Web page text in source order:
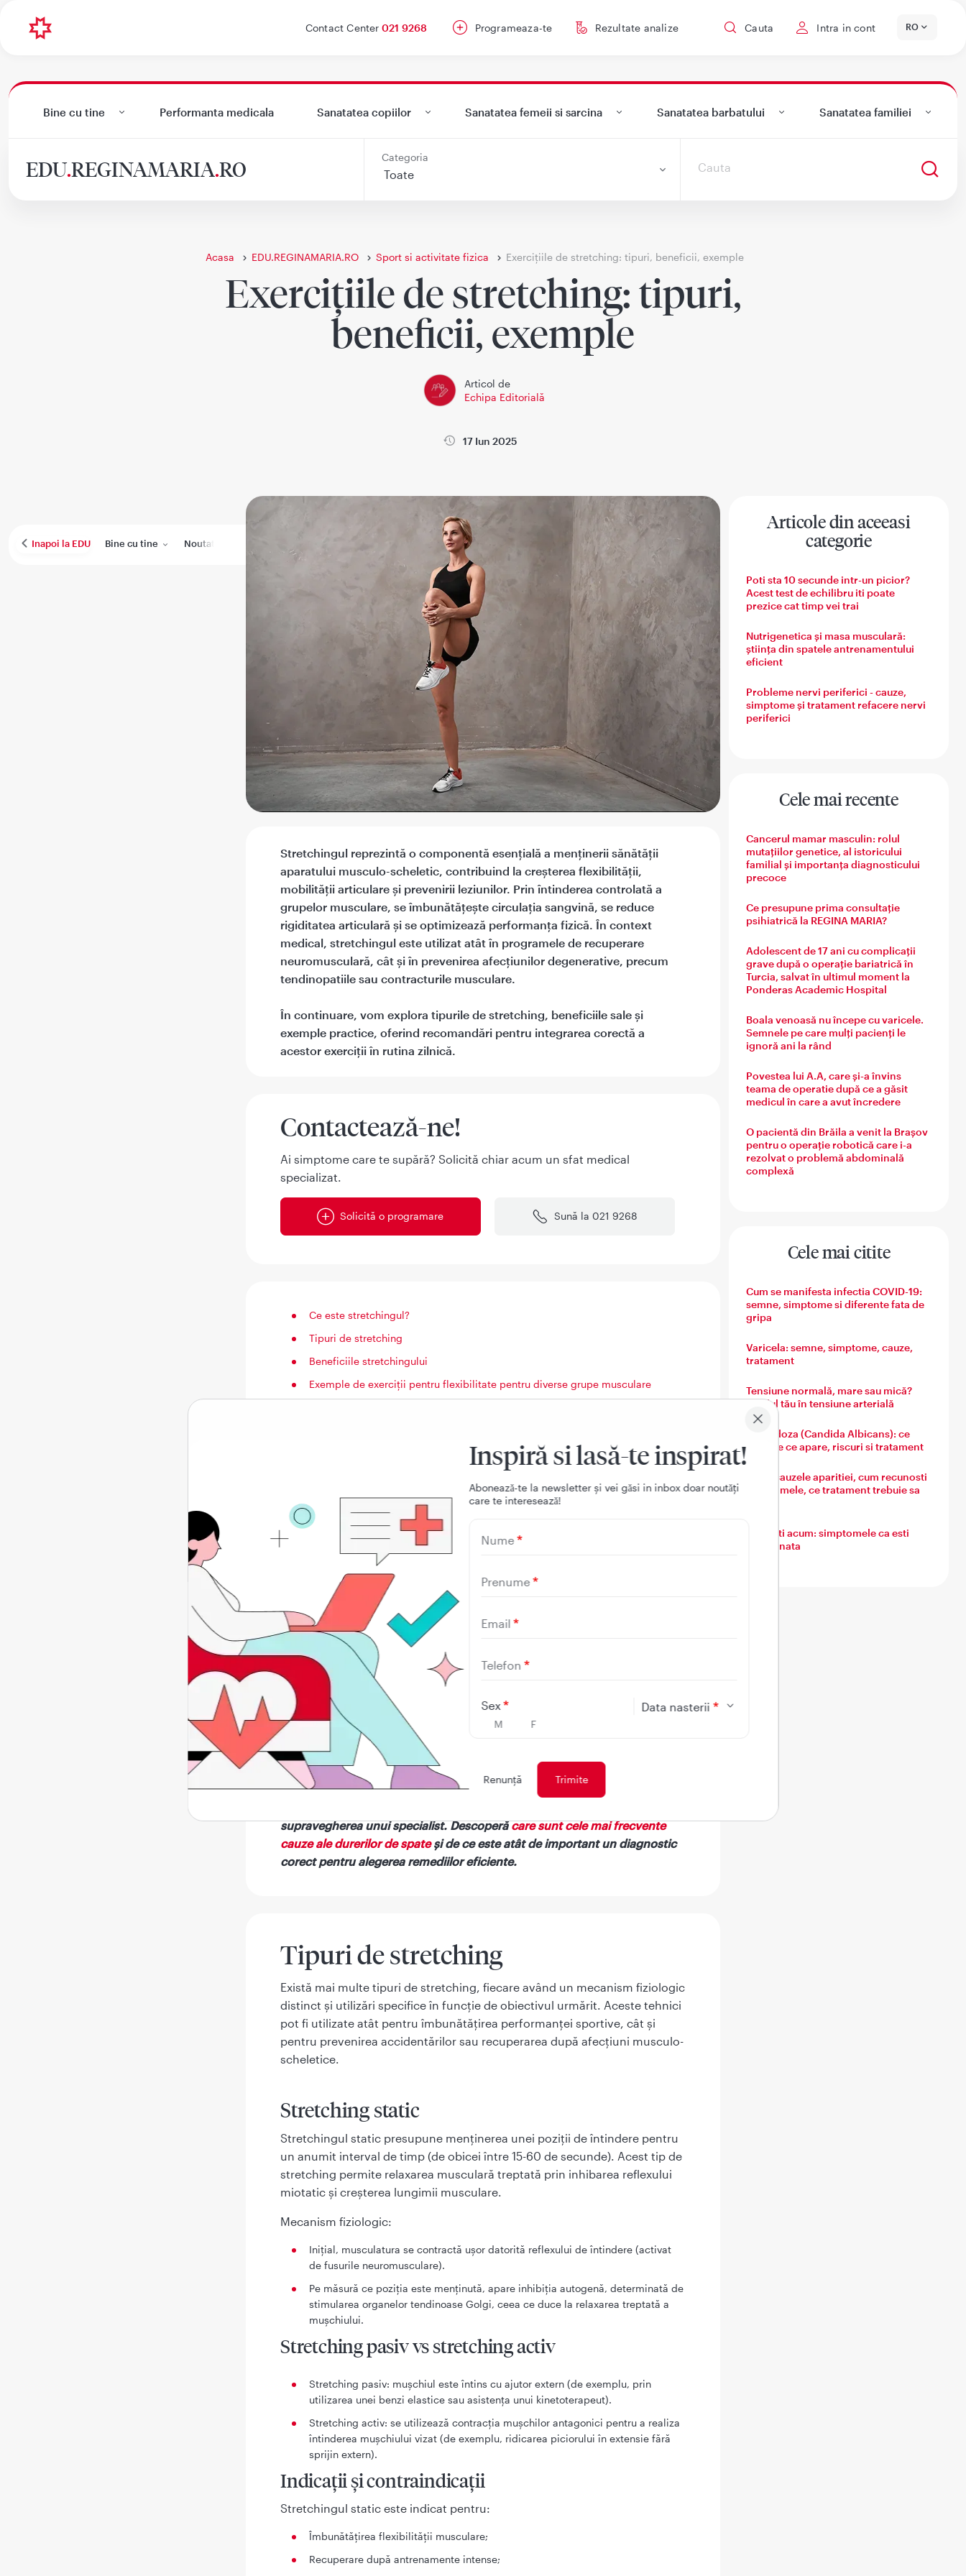
Contact Center 021 9268 Programeaza-te Rezultate analize Cauta Intra in cont RO
Bine cu tine Performanta medicala Sanatatea copiilor Sanatatea femeii si sarcina Sanatatea barbatului Sanatatea familiei
EDU.REGINAMARIA.RO Categoria
Acasa EDU.REGINAMARIA.RO Sport si activitate fizica Exercițiile de stretching: tipuri, beneficii, exemple
Exercițiile de stretching: tipuri,
beneficii, exemple
Articol de
Echipa Editorială
17 Iun 2025
Inapoi la EDU Bine cu tine Noutati Sanatatea copiilor Sanatatea femeii si sarcina Sanatatea barbatului Sanatatea familiei
Stretchingul reprezintă o componentă esențială a menținerii sănătății
aparatului musculo-scheletic, contribuind la creșterea flexibilității,
mobilității articulare și prevenirii leziunilor. Prin întinderea controlată a
grupelor musculare, se îmbunătățește circulația sangvină, se reduce
rigiditatea articulară și se optimizează performanța fizică. În context
medical, stretchingul este utilizat atât în programele de recuperare
neuromusculară, cât și în prevenirea afecțiunilor degenerative, precum
tendinopatiile sau contracturile musculare.
În continuare, vom explora tipurile de stretching, beneficiile sale și
exemple practice, oferind recomandări pentru integrarea corectă a
acestor exerciții în rutina zilnică.
Contactează-ne!
Ai simptome care te supără? Solicită chiar acum un sfat medical
specializat.
Solicită o programare Sună la 021 9268
Ce este stretchingul?
Tipuri de stretching
Beneficiile stretchingului
Exemple de exerciții pentru flexibilitate pentru diverse grupe musculare
Ce este stretchingul?
Stretchingul este o tehnică de întindere controlată a grupelor musculare
și a structurilor moi asociate (tendoane, ligamente, fascia), având ca scop
îmbunătățirea flexibilității, mobilității articulare și prevenirea
dezechilibrelor musculo-scheletice.
Din punct de vedere fiziologic, stretchingul influențează propriocepția
(percepția poziției corpului), tonusul muscular și circulația periferică,
contribuind la reducerea riscului de accidentare și ameliorarea durerilor
cauzate de tensiunea musculară excesivă.
Această tehnică este utilizată atât în scop preventiv, pentru menținerea
unei posturi corecte și prevenirea contracturilor, cât și terapeutic, în
reabilitarea afecțiunilor ortopedice și neurologice, precum sindromul
dureros miofascial sau spasticitatea musculară.
Stretchingul este deosebit de eficient în cazul afecțiunilor coloanei
supravegherea unui specialist. Descoperăcare sunt cele mai frecvente
cauze ale durerilor de spateși de ce este atât de important un diagnostic
corect pentru alegerea remediilor eficiente.
Tipuri de stretching
Există mai multe tipuri de stretching, fiecare având un mecanism fiziologic
distinct și utilizări specifice în funcție de obiectivul urmărit. Aceste tehnici
pot fi utilizate atât pentru îmbunătățirea performanței sportive, cât și
pentru prevenirea accidentărilor sau recuperarea după afecțiuni musculo-
scheletice.
Stretching static
Stretchingul static presupune menținerea unei poziții de întindere pentru
un anumit interval de timp (de obicei între 15-60 de secunde). Acest tip de
stretching permite relaxarea musculară treptată prin inhibarea reflexului
miotatic și creșterea lungimii musculare.
Mecanism fiziologic:
Inițial, musculatura se contractă ușor datorită reflexului de întindere (activat
de fusurile neuromusculare).
Pe măsură ce poziția este menținută, apare inhibiția autogenă, determinată de
stimularea organelor tendinoase Golgi, ceea ce duce la relaxarea treptată a
mușchiului.
Stretching pasiv vs stretching activ
Stretching pasiv: mușchiul este întins cu ajutor extern (de exemplu, prin
utilizarea unei benzi elastice sau asistența unui kinetoterapeut).
Stretching activ: se utilizează contracția mușchilor antagonici pentru a realiza
întinderea mușchiului vizat (de exemplu, ridicarea piciorului în extensie fără
sprijin extern).
Indicații și contraindicații
Stretchingul static este indicat pentru:
Îmbunătățirea flexibilității musculare;
Recuperare după antrenamente intense;
Inspiră si lasă-te inspirat!
Aboneazǎ-te la newsletter și vei gǎsi in inbox doar noutǎți
care te intereseazǎ!
Nume
Prenume
Email
Telefon
Sex
M F
Data nasterii
Renunţă
Articole din aceeasi
categorie
Poti sta 10 secunde intr-un picior?
Acest test de echilibru iti poate
prezice cat timp vei trai
Nutrigenetica și masa musculară:
știința din spatele antrenamentului
eficient
Probleme nervi periferici - cauze,
simptome și tratament refacere nervi
periferici
Cele mai recente
Cancerul mamar masculin: rolul
mutațiilor genetice, al istoricului
familial și importanța diagnosticului
precoce
Ce presupune prima consultație
psihiatrică la REGINA MARIA?
Adolescent de 17 ani cu complicații
grave după o operație bariatrică în
Turcia, salvat în ultimul moment la
Ponderas Academic Hospital
Boala venoasă nu începe cu varicele.
Semnele pe care mulți pacienți le
ignoră ani la rând
Povestea lui A.A, care și-a învins
teama de operatie după ce a găsit
medicul în care a avut încredere
O pacientă din Brăila a venit la Brașov
pentru o operație robotică care i-a
rezolvat o problemă abdominală
complexă
Cele mai citite
Cum se manifesta infectia COVID-19:
semne, simptome si diferente fata de
gripa
Varicela: semne, simptome, cauze,
tratament
Tensiune normală, mare sau mică?
Ghidul tău în tensiune arterială
Candidoza (Candida Albicans): ce
este, de ce apare, riscuri si tratament
Guta: cauzele aparitiei, cum recunosti
simptomele, ce tratament trebuie sa
Ce simti acum: simptomele ca esti
insarcinata